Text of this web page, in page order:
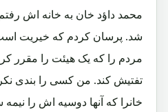
محمد داؤد خان به خانه اش
شد. پرسان کردم که خیریت
مردم را که یک هیئت را مقرر
تفتیش کند. من کسی را بندی
خانرا که آنها دوسیه اش را